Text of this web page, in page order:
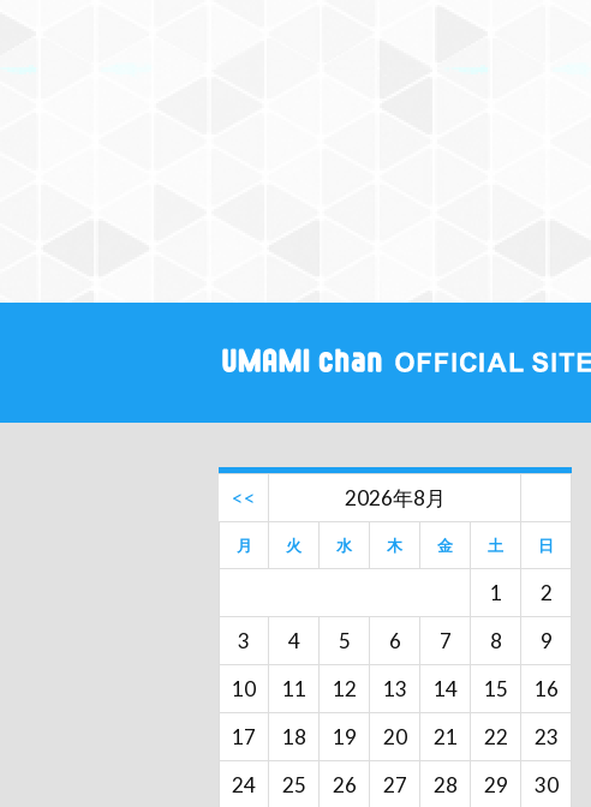
<< 2026年8月
月 火 水 木 金 土 日
1
2
3
4 5 6 7 8
9
10
11 12 13 14 15
16
17
18 19 20 21 22
23
24
25 26 27 28 29 30